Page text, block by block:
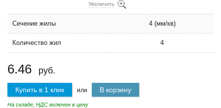
Увеличить
Сечение жилы 4 (мм/кв)
Количество жил 4
6.46 руб.
Купить в 1 клик или В корзину
На складе, НДС включен в цену